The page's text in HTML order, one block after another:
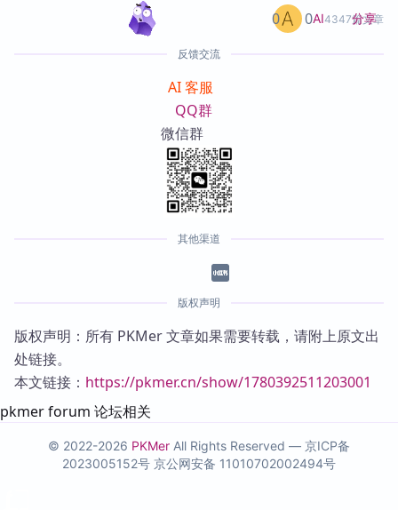
AI4347篇文章
0 0 分享
反馈交流
AI 客服
QQ群
微信群
其他渠道
版权声明
版权声明：所有 PKMer 文章如果需要转载，请附上原文出
处链接。
本文链接： https://pkmer.cn/show/1780392511203001
pkmer forum 论坛相关
© 2022-2026 PKMer All Rights Reserved — 京ICP备
2023005152号 京公网安备 11010702002494号